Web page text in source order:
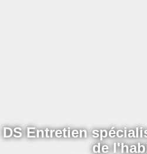
DS Entretien
de